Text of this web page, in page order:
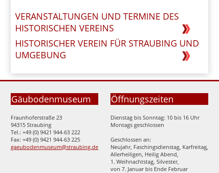
VERANSTALTUNGEN UND TERMINE DES
HISTORISCHEN VEREINS
HISTORISCHER VEREIN FÜR STRAUBING UND
UMGEBUNG
Gäubodenmuseum
Fraunhoferstraße 23
94315 Straubing
Tel.: +49 (0) 9421 944-63 222
Fax: +49 (0) 9421 944-63 225
gaeubodenmuseum@straubing.de
Öffnungszeiten
Dienstag bis Sonntag: 10 bis 16 Uhr
Montags geschlossen
Geschlossen an:
Neujahr, Faschingsdienstag, Karfreitag,
Allerheiligen, Heilig Abend,
1. Weihnachtstag, Silvester,
von 7. Januar bis Ende Februar